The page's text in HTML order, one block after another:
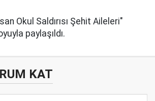
Okul Saldırısı Şehit Aileleri"
paylaşıldı.
KAT